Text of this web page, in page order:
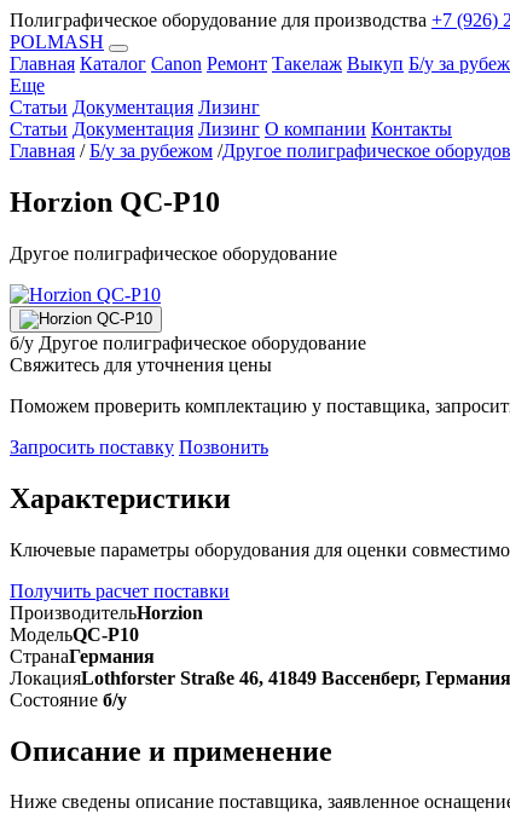
Полиграфическое оборудование для производства +7 (926)
POLMASH
Главная Каталог Canon Ремонт Такелаж Выкуп Б/у за
Еще
Статьи Документация Лизинг
Статьи Документация Лизинг О компании Контакты
Главная / Б/у за рубежом /Другое полиграфическое
Horzion QC-P10
Другое полиграфическое оборудование
б/у Другое полиграфическое оборудование
Свяжитесь для уточнения цены
Поможем проверить комплектацию у поставщика,
Запросить поставку Позвонить
Характеристики
Ключевые параметры оборудования для оценки
Получить расчет поставки
ПроизводительHorzion
МодельQC-P10
СтранаГермания
ЛокацияLothforster Straße 46, 41849 Вассенберг, Германия
Состояние б/у
Описание и применение
Ниже сведены описание поставщика, заявленное